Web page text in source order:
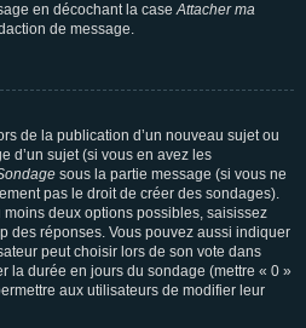
en décochant la caseAttacher ma
de message.
de la publication d’un nouveau sujet ou
d’un sujet (si vous en avez les
sous la partie message (si vous ne
pas le droit de créer des sondages).
deux options possibles, saisissez
des réponses. Vous pouvez aussi indiquer
peut choisir lors de son vote dans
la durée en jours du sondage (mettre « 0 »
aux utilisateurs de modifier leur